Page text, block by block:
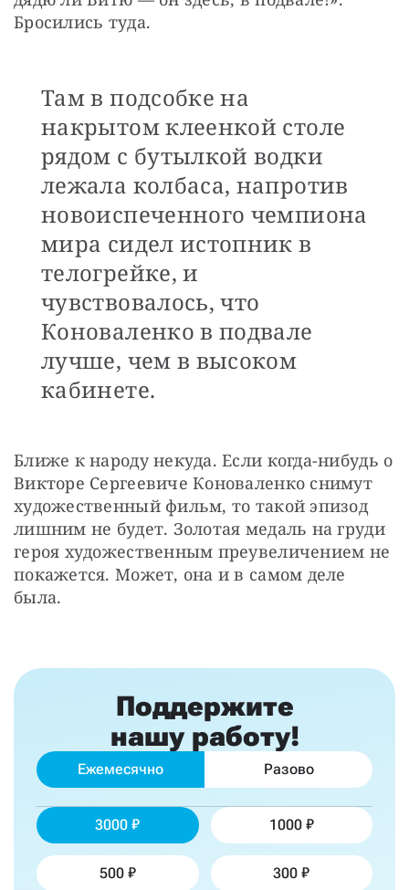
Бросились туда.
Там в подсобке на
накрытом клеенкой столе
рядом с бутылкой водки
лежала колбаса, напротив
новоиспеченного чемпиона
мира сидел истопник в
телогрейке, и
чувствовалось, что
Коноваленко в подвале
лучше, чем в высоком
кабинете.
Ближе к народу некуда. Если когда-нибудь о
Викторе Сергеевиче Коноваленко снимут
художественный фильм, то такой эпизод
лишним не будет. Золотая медаль на груди
героя художественным преувеличением не
покажется. Может, она и в самом деле
была.
Поддержите
нашу работу!
Ежемесячно Разово
3000 1000
500 300